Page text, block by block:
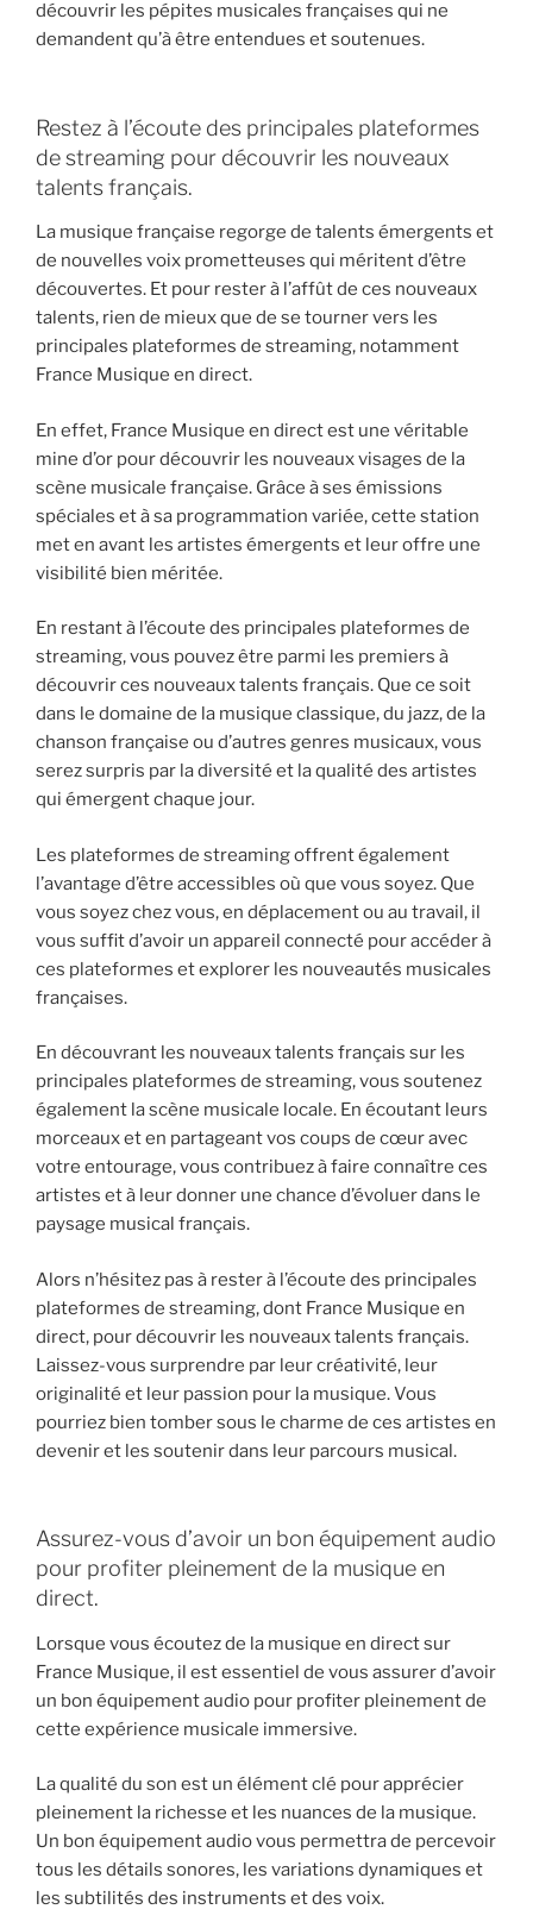
découvrir les pépites musicales françaises qui ne
demandent qu’à être entendues et soutenues.
Restez à l’écoute des principales plateformes
de streaming pour découvrir les nouveaux
talents français.
La musique française regorge de talents émergents et
de nouvelles voix prometteuses qui méritent d’être
découvertes. Et pour rester à l’affût de ces nouveaux
talents, rien de mieux que de se tourner vers les
principales plateformes de streaming, notamment
France Musique en direct.
En effet, France Musique en direct est une véritable
mine d’or pour découvrir les nouveaux visages de la
scène musicale française. Grâce à ses émissions
spéciales et à sa programmation variée, cette station
met en avant les artistes émergents et leur offre une
visibilité bien méritée.
En restant à l’écoute des principales plateformes de
streaming, vous pouvez être parmi les premiers à
découvrir ces nouveaux talents français. Que ce soit
dans le domaine de la musique classique, du jazz, de la
chanson française ou d’autres genres musicaux, vous
serez surpris par la diversité et la qualité des artistes
qui émergent chaque jour.
Les plateformes de streaming offrent également
l’avantage d’être accessibles où que vous soyez. Que
vous soyez chez vous, en déplacement ou au travail, il
vous suffit d’avoir un appareil connecté pour accéder à
ces plateformes et explorer les nouveautés musicales
françaises.
En découvrant les nouveaux talents français sur les
principales plateformes de streaming, vous soutenez
également la scène musicale locale. En écoutant leurs
morceaux et en partageant vos coups de cœur avec
votre entourage, vous contribuez à faire connaître ces
artistes et à leur donner une chance d’évoluer dans le
paysage musical français.
Alors n’hésitez pas à rester à l’écoute des principales
plateformes de streaming, dont France Musique en
direct, pour découvrir les nouveaux talents français.
Laissez-vous surprendre par leur créativité, leur
originalité et leur passion pour la musique. Vous
pourriez bien tomber sous le charme de ces artistes en
devenir et les soutenir dans leur parcours musical.
Assurez-vous d’avoir un bon équipement audio
pour profiter pleinement de la musique en
direct.
Lorsque vous écoutez de la musique en direct sur
France Musique, il est essentiel de vous assurer d’avoir
un bon équipement audio pour profiter pleinement de
cette expérience musicale immersive.
La qualité du son est un élément clé pour apprécier
pleinement la richesse et les nuances de la musique.
Un bon équipement audio vous permettra de percevoir
tous les détails sonores, les variations dynamiques et
les subtilités des instruments et des voix.